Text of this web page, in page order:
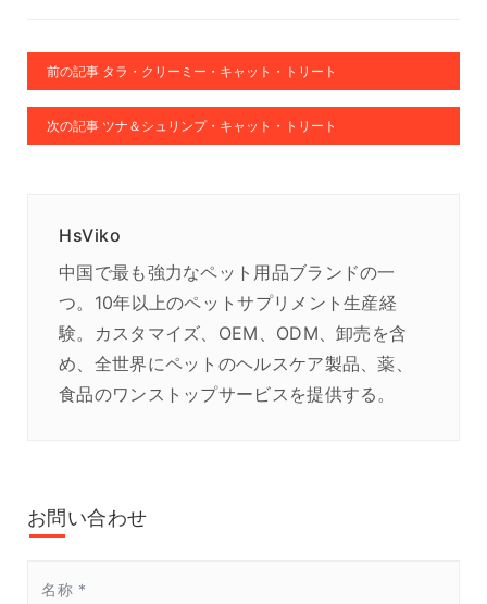
前の記事 タラ・クリーミー・キャット・トリート
次の記事 ツナ＆シュリンプ・キャット・トリート
HsViko
中国で最も強力なペット用品ブランドの一
つ。10年以上のペットサプリメント生産経
験。カスタマイズ、OEM、ODM、卸売を含
め、全世界にペットのヘルスケア製品、薬、
食品のワンストップサービスを提供する。
お問い合わせ